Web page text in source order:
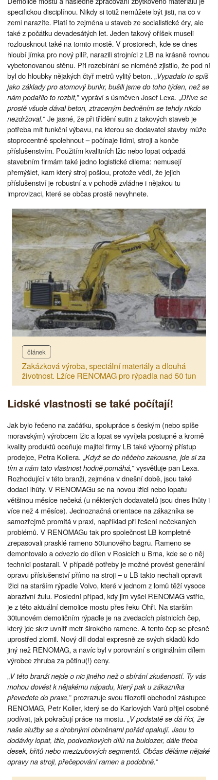
specifickou disciplínou. Nikdy si totiž nemůžete být jisti, na co v
zemi narazíte. Platí to zejména u staveb ze socialistické éry, ale
také z počátku devadesátých let. Jeden takový oříšek museli
rozlousknout také na tomto mostě. V prostorech, kde se dnes
hloubí jímka pro nový pilíř, narazili strojníci z LB na krásně rovnou
vybetonovanou stěnu. Při rozebírání se nicméně zjistilo, že pod ní
byl do hloubky nějakých čtyř metrů vylitý beton. „Vypadalo to spíš
jako základy pro atomový bunkr, bušili jsme do toho týden, než se
nám podařilo to rozbít,” vypráví s úsměven Josef Lexa. „Dříve se
prostě všude dával beton, ztraceným bedněním se tehdy nikdo
nezdržoval.” Je jasné, že při třídění sutin z takových staveb je
potřeba mít funkční výbavu, na kterou se dodavatel stavby může
stoprocentně spolehnout – počínaje lidmi, stroji a konče
příslušenstvím. Použitím kvalitních lžic nebo lopat odpadá
stavebním firmám také jedno logistické dilema: nemusejí
přemýšlet, kam který stroj pošlou, protože vědí, že jejich
příslušenství je robustní a v pohodě zvládne i nějakou tu
improvizaci, které se občas prostě nevyhnete.
článek
Zakázková výroba, speciální materiály a dlouhá
životnost. Lžíce RENOMAG pro rýpadla nad 50 tun
Lidské vlastnosti se také počítají!
Jak bylo řečeno na začátku, spolupráce s českým (nebo spíše
moravským) výrobcem lžic a lopat se vyvíjela postupně a kromě
kvality produktů oceňuje majitel firmy LB také výborný přístup
prodejce, Petra Kollera. „Když se do něčeho zakousne, jde si za
tím a nám tato vlastnost hodně pomáhá,” vysvětluje pan Lexa.
Rozhodující v této branži, zejména v dnešní době, jsou také
dodací lhůty. V RENOMAGu se na novou lžici nebo lopatu
většinou měsíce nečeká (u některých dodavatelů jsou dnes lhůty i
více než 4 měsíce). Jednoznačná orientace na zákazníka se
samozřejmě promítá v praxi, například při řešení nečekaných
problémů. V RENOMAGu tak pro společnost LB kompletně
zrepasovali prasklé rameno 50tunového bagru. Rameno se
demontovalo a odvezlo do dílen v Rosicích u Brna, kde se o něj
technici postarali. V případě potřeby je možné provést generální
opravu příslušenství přímo na stroji – u LB takto nechali opravit
lžici na starším rýpadle Volvo, které v jednom z lomů těží vysoce
abrazivní žulu. Poslední případ, kdy jim vyšel RENOMAG vstříc,
je z této aktuální demolice mostu přes řeku Ohři. Na starším
30tunovém demoličním rýpadle je na zvedacích pístnicích čep,
který jde skrz uvnitř metr širokého ramene. A tento čep se přesně
uprostřed zlomil. Nový díl dodal expresně ze svých skladů kdo
jiný než RENOMAG, a navíc byl v porovnání s originálním dílem
výrobce zhruba za pětinu(!) ceny.
„V této branži nejde o nic jiného než o sbírání zkušeností. Ty vás
mohou dovést k nějakému nápadu, který pak u zákazníka
převedete do praxe,” prozrazuje svou filozofii obchodní zástupce
RENOMAG, Petr Koller, který se do Karlových Varů přijel osobně
podívat, jak pokračují práce na mostu. „V podstatě se dá říci, že
naše služby se sdrobnými obměnami pořád opakují. Jsou to
dodávky lopat, lžic, podvozkových dílů na buldozer, dále třeba
desek, břitů nebo mezizubových segmentů. Občas děláme nějaké
opravy na stroji, přečepování ramen a podobně.”